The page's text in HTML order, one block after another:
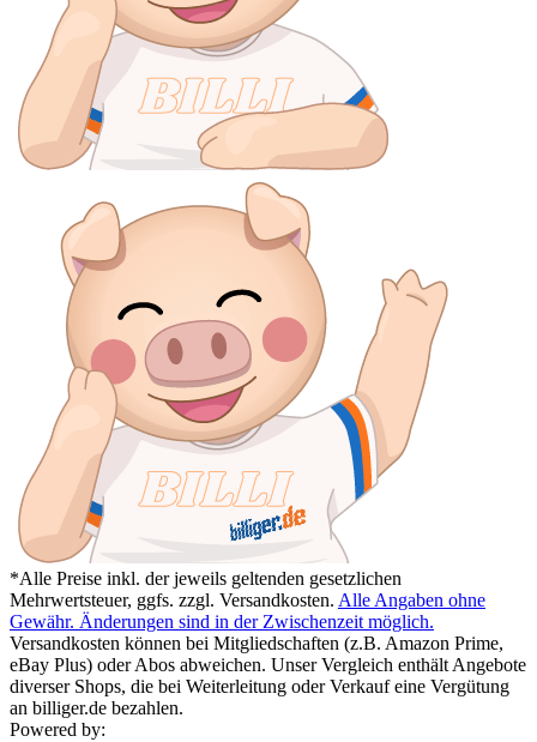
*Alle Preise inkl. der jeweils geltenden gesetzlichen
Mehrwertsteuer, ggfs. zzgl. Versandkosten. Alle Angaben ohne
Gewähr. Änderungen sind in der Zwischenzeit möglich.
Versandkosten können bei Mitgliedschaften (z.B. Amazon Prime,
eBay Plus) oder Abos abweichen. Unser Vergleich enthält Angebote
diverser Shops, die bei Weiterleitung oder Verkauf eine Vergütung
an billiger.de bezahlen.
Powered by: